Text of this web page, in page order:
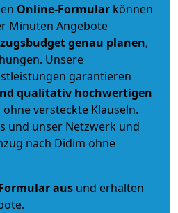
Online-Formular können
Minuten Angebote
genau planen,
Unsere
garantieren
qualitativ hochwertigen
ohne versteckte Klauseln.
und unser Netzwerk und
nach Didim ohne
aus und erhalten